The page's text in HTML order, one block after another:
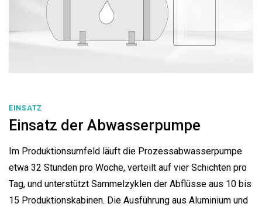
EINSATZ
Einsatz der Abwasserpumpe
Im Produktionsumfeld läuft die Prozessabwasserpumpe
etwa 32 Stunden pro Woche, verteilt auf vier Schichten pro
Tag, und unterstützt Sammelzyklen der Abflüsse aus 10 bis
15 Produktionskabinen. Die Ausführung aus Aluminium und